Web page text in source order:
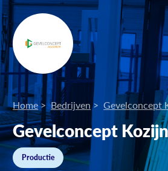
Home Bedrijven Gevelconcept
Gevelconcept
Productie